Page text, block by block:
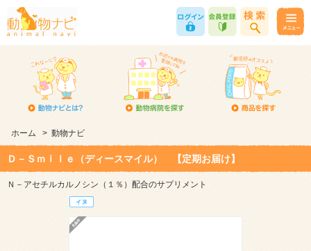
ホーム > 動物ナビ
Ｄ－Ｓｍｉｌｅ（ディースマイル） 【定期お届け】
Ｎ－アセチルカルノシン（１％）配合のサプリメント